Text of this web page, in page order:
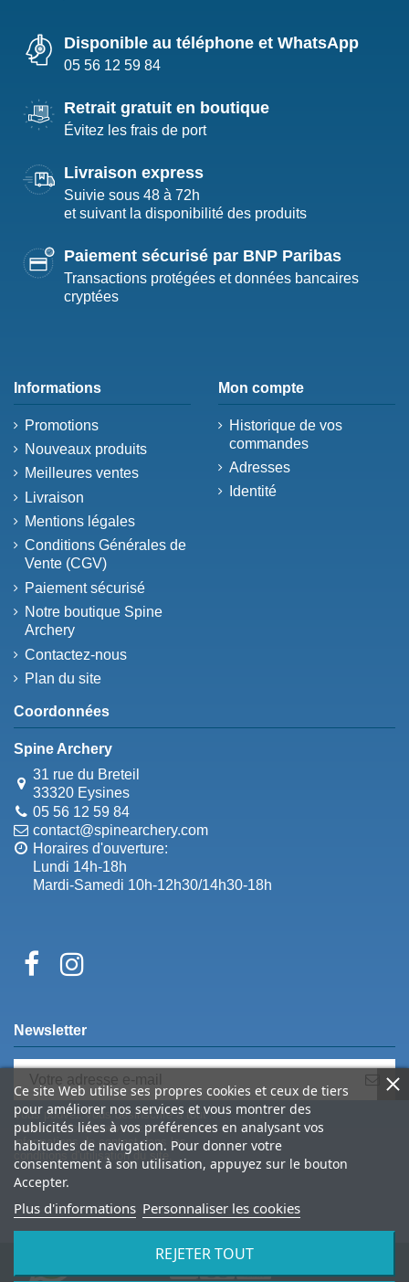
Disponible au téléphone et WhatsApp
05 56 12 59 84
Retrait gratuit en boutique
Évitez les frais de port
Livraison express
Suivie sous 48 à 72h
et suivant la disponibilité des produits
Paiement sécurisé par BNP Paribas
Transactions protégées et données bancaires
cryptées
Informations
Promotions
Nouveaux produits
Meilleures ventes
Livraison
Mentions légales
Conditions Générales de
Vente (CGV)
Paiement sécurisé
Notre boutique Spine
Archery
Contactez-nous
Plan du site
Mon compte
Historique de vos
commandes
Adresses
Identité
Coordonnées
Spine Archery
31 rue du Breteil
33320 Eysines
05 56 12 59 84
contact@spinearchery.com
Horaires d'ouverture:
Lundi 14h-18h
Mardi-Samedi 10h-12h30/14h30-18h
Ce site Web utilise ses propres cookies et ceux de tiers
pour améliorer nos services et vous montrer des
publicités liées à vos préférences en analysant vos
habitudes de navigation. Pour donner votre
consentement à son utilisation, appuyez sur le bouton
Accepter.
Plus d'informations Personnaliser les cookies
REJETER TOUT
Newsletter
Vous pouvez vous désinscrire à tout
moment. Vous trouverez pour cela nos
informations de contact dans les
conditions d'utilisation du site.